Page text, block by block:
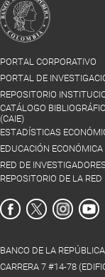
PORTAL CORPORATIVO
PORTAL DE
REPOSITORIO
CATÁLOGO
(CAIE)
ESTADÍSTICAS
EDUCACIÓN ECONÓMICA
RED DE
REPOSITORIO DE LA
BANCO DE LA
CARRERA 7 #14-78